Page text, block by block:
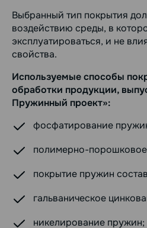
Выбранный тип покрытия
воздействию среды, в
эксплуатироваться, и не
свойства.
Используемые способы
обработки продукции,
Пружинный проект»:
фосфатирование
полимерно-
покрытие пружин
гальваническое
никелирование пружин;